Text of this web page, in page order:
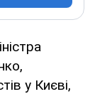
у Києві,